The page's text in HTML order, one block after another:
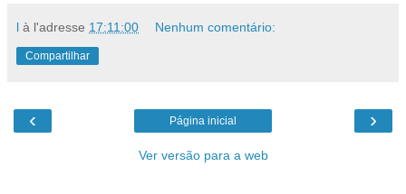
l à l'adresse 17:11:00 Nenhum comentário:
Compartilhar
‹ ›
Página inicial
Ver versão para a web